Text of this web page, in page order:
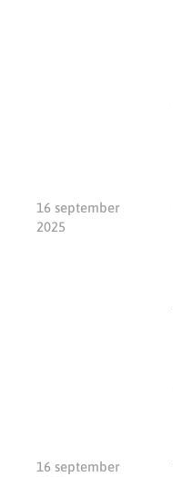
16 september
2025
16 september